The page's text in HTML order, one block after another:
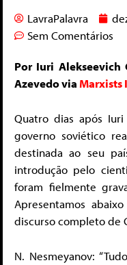
LavraPalavra
Sem Comentários
Por Iuri
Azevedo via Marxists
Quatro dias após
governo soviético
destinada ao seu
introdução pelo
foram fielmente
Apresentamos
discurso completo de
N. Nesmeyanov: